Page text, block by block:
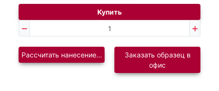
Купить
Рассчитать нанесение логотипаЗаказать образец в
офис